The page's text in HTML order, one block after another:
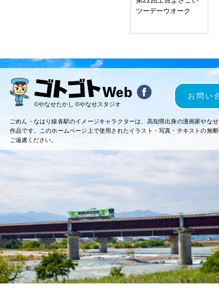
ツーデーウオーク
©やなせたかし ©やなせスタジオ
お問い
ごめん・なはり線各駅のイメージキャラクターは、高知県出身の漫画家やな
作品です。このホームページ上で使用されたイラスト・写真・テキストの無
ご遠慮ください。